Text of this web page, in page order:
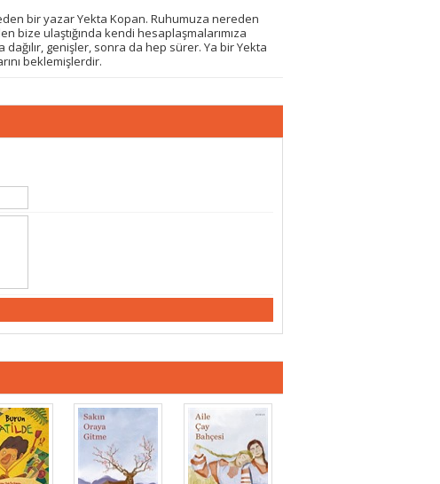
bir yazar Yekta Kopan. Ruhumuza nereden
bize ulaştığında kendi hesaplaşmalarımıza
dağılır, genişler, sonra da hep sürer. Ya bir Yekta
beklemişlerdir.